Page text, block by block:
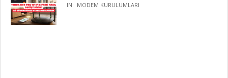
IN: MODEM KURULUMLARI